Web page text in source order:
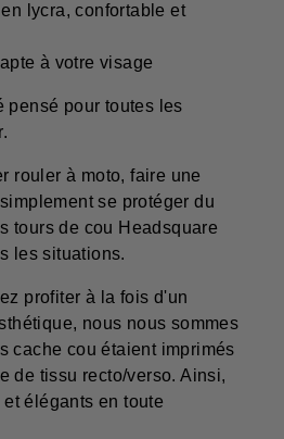
lycra, confortable et
à votre visage
pensé pour toutes les
rouler à moto, faire une
se protéger du
tours de cou Headsquare
les situations.
profiter à la fois d'un
nous nous sommes
cache cou étaient imprimés
de tissu recto/verso. Ainsi,
élégants en toute